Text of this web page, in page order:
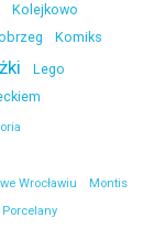
Kolejkowo
Komiks
Lego
Wrocławiu
Montis